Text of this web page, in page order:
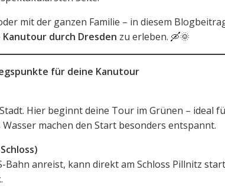
mit der ganzen Familie – in diesem
durch Dresden zu erleben. 🛶🌞
für deine Kanutour
Hier beginnt deine Tour im Grünen – ideal
machen den Start besonders entspannt.
Bahn anreist, kann direkt am Schloss Pillnitz